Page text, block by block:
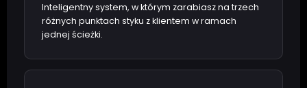
Inteligentny system, w którym zarabiasz na trzech
różnych punktach styku z klientem w ramach
jednej ścieżki.